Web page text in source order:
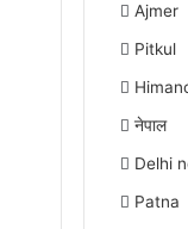
Ajmer
Pitkul
नेपाल
Delhi
Patna